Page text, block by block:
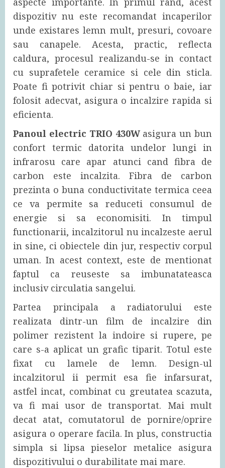
dispozitiv nu este recomandat incaperilor
unde existares lemn mult, presuri, covoare
sau canapele. Acesta, practic, reflecta
caldura, procesul realizandu-se in contact
cu suprafetele ceramice si cele din sticla.
Poate fi potrivit chiar si pentru o baie, iar
folosit adecvat, asigura o incalzire rapida si
eficienta.
Panoul electric TRIO 430W asigura un bun
confort termic datorita undelor lungi in
infrarosu care apar atunci cand fibra de
carbon este incalzita. Fibra de carbon
prezinta o buna conductivitate termica ceea
ce va permite sa reduceti consumul de
energie si sa economisiti. In timpul
functionarii, incalzitorul nu incalzeste aerul
in sine, ci obiectele din jur, respectiv corpul
uman. In acest context, este de mentionat
faptul ca reuseste sa imbunatateasca
inclusiv circulatia sangelui.
Partea principala a radiatorului este
realizata dintr-un film de incalzire din
polimer rezistent la indoire si rupere, pe
care s-a aplicat un grafic tiparit. Totul este
fixat cu lamele de lemn. Design-ul
incalzitorul ii permit esa fie infarsurat,
astfel incat, combinat cu greutatea scazuta,
va fi mai usor de transportat. Mai mult
decat atat, comutatorul de pornire/oprire
asigura o operare facila. In plus, constructia
simpla si lipsa pieselor metalice asigura
dispozitivului o durabilitate mai mare.